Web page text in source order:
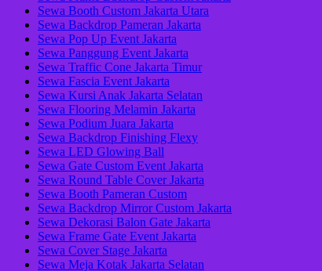
Sewa Booth Custom Jakarta Utara
Sewa Backdrop Pameran Jakarta
Sewa Pop Up Event Jakarta
Sewa Panggung Event Jakarta
Sewa Traffic Cone Jakarta Timur
Sewa Fascia Event Jakarta
Sewa Kursi Anak Jakarta Selatan
Sewa Flooring Melamin Jakarta
Sewa Podium Juara Jakarta
Sewa Backdrop Finishing Flexy
Sewa LED Glowing Ball
Sewa Gate Custom Event Jakarta
Sewa Round Table Cover Jakarta
Sewa Booth Pameran Custom
Sewa Backdrop Mirror Custom Jakarta
Sewa Dekorasi Balon Gate Jakarta
Sewa Frame Gate Event Jakarta
Sewa Cover Stage Jakarta
Sewa Meja Kotak Jakarta Selatan